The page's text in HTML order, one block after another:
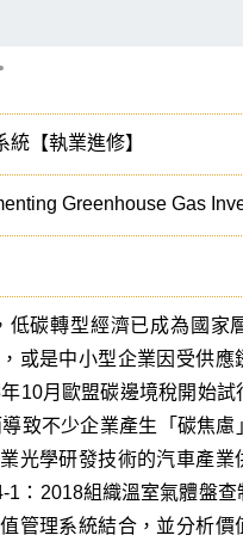
【執業進修】
Greenhouse Gas
碳轉型經濟已成為國家
或是中小型企業因受供應
10月歐盟碳邊境稅開始試
致不少企業產生「碳焦慮
光學研發技術的汽車產業
：2018組織溫室氣體盤
管理系統結合，並分析價